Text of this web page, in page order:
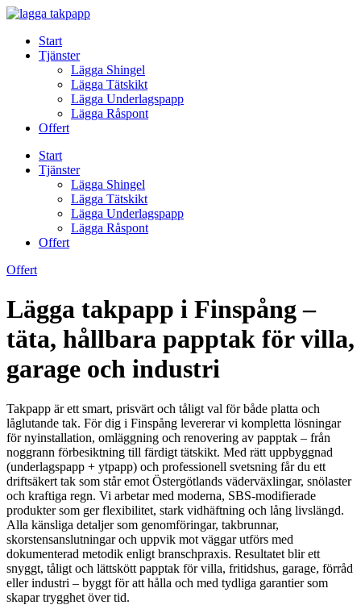
Skip
contentStart
Tjänster
Lägga Shingel
Lägga Tätskikt
Lägga Underlagspapp
Lägga Råspont
Offert
Start
Tjänster
Lägga Shingel
Lägga Tätskikt
Lägga Underlagspapp
Lägga Råspont
Offert
Offert
Lägga takpapp i Finspång –
täta, hållbara papptak för villa,
garage och industri
Takpapp är ett smart, prisvärt och tåligt val för både platta och
låglutande tak. För dig i Finspång levererar vi kompletta lösningar
för nyinstallation, omläggning och renovering av papptak – från
noggrann förbesiktning till färdigt tätskikt. Med rätt uppbyggnad
(underlagspapp + ytpapp) och professionell svetsning får du ett
driftsäkert tak som står emot Östergötlands väderväxlingar, snölaster
och kraftiga regn. Vi arbetar med moderna, SBS-modifierade
produkter som ger flexibilitet, stark vidhäftning och lång livslängd.
Alla känsliga detaljer som genomföringar, takbrunnar,
skorstensanslutningar och uppvik mot väggar utförs med
dokumenterad metodik enligt branschpraxis. Resultatet blir ett
snyggt, tåligt och lättskött papptak för villa, fritidshus, garage, förråd
eller industri – byggt för att hålla och med tydliga garantier som
skapar trygghet över tid.